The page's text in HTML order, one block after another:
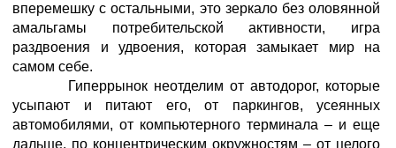
вперемешку с остальными, это зеркало без оловянной
амальгамы потребительской активности, игра
раздвоения и удвоения, которая замыкает мир на
самом себе.
Гиперрынок неотделим от автодорог, которые
усыпают и питают его, от паркингов, усеянных
автомобилями, от компьютерного терминала – и еще
дальше, по концентрическим окружностям – от целого